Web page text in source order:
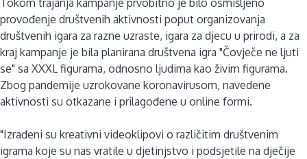
provođenje društvenih aktivnosti poput organizovanja
društvenih igara za razne uzraste, igara za djecu u prirodi, a za
kraj kampanje je bila planirana društvena igra "Čovječe ne ljuti
se" sa XXXL figurama, odnosno ljudima kao živim figurama.
Zbog pandemije uzrokovane koronavirusom, navedene
aktivnosti su otkazane i prilagođene u online formi.
"Izrađeni su kreativni videoklipovi o različitim društvenim
igrama koje su nas vratile u djetinjstvo i podsjetile na dječije